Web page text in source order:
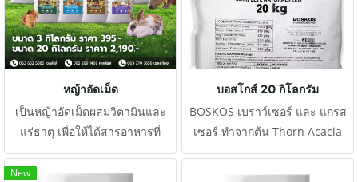
หญ้าอัดเม็ด
เป็นหญ้าอัดเม็ดผสมวิตามินและ
แร่ธาตุ เพื่อให้ได้สารอาหารที่
เหมาะสม
บอสโกส์ 20 กิโลกรัม
BOSKOS เบราว์เซอร์ และ แกรส
เซอร์ ทำจากต้น Thorn Acacia
และต้น Sickle จากแอฟริกาแท้ๆ
จาก Boskos แหล่งผลิตส่งสวน
New